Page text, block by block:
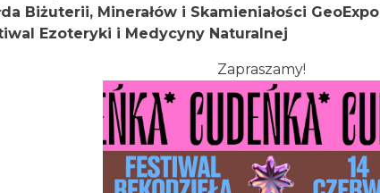
Biżuterii, Minerałów i Skamieniałości GeoExpo
Ezoteryki i Medycyny Naturalnej
Zapraszamy!